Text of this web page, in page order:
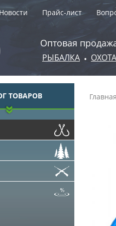
Новости Прайс-лист
Оптовая
РЫБАЛКА • ОХОТА
ТОВАРОВ Главная